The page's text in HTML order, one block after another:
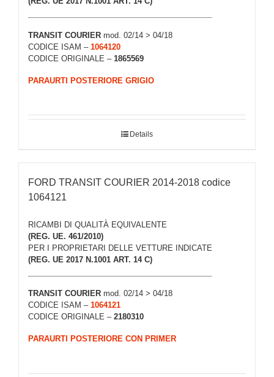
TRANSIT COURIER mod. 02/14 > 04/18
CODICE ISAM – 1064120
CODICE ORIGINALE – 1865569
PARAURTI POSTERIORE GRIGIO
Details
FORD TRANSIT COURIER 2014-2018 codice
1064121
RICAMBI DI QUALITÀ EQUIVALENTE
(REG. UE. 461/2010)
PER I PROPRIETARI DELLE VETTURE INDICATE
(REG. UE 2017 N.1001 ART. 14 C)
TRANSIT COURIER mod. 02/14 > 04/18
CODICE ISAM – 1064121
CODICE ORIGINALE – 2180310
PARAURTI POSTERIORE CON PRIMER